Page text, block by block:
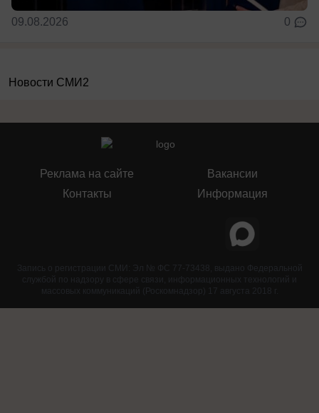
09.08.2026 0
Новости СМИ2
Реклама на сайте
Контакты
Вакансии
Информация
Запись о регистрации СМИ: Эл № ФС 77-73438, выдано Федеральной
службой по надзору в сфере связи, информационных технологий и
массовых коммуникаций (Роскомнадзор) 17 августа 2018 г.